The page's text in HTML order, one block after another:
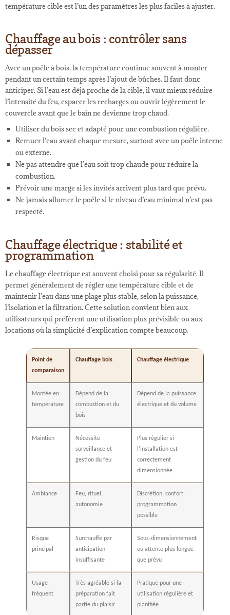
température cible est l’un des paramètres les plus faciles à ajuster.
Chauffage au bois : contrôler sans
dépasser
Avec un poêle à bois, la température continue souvent à monter
pendant un certain temps après l’ajout de bûches. Il faut donc
anticiper. Si l’eau est déjà proche de la cible, il vaut mieux réduire
l’intensité du feu, espacer les recharges ou ouvrir légèrement le
couvercle avant que le bain ne devienne trop chaud.
Utiliser du bois sec et adapté pour une combustion régulière.
Remuer l’eau avant chaque mesure, surtout avec un poêle interne
ou externe.
Ne pas attendre que l’eau soit trop chaude pour réduire la
combustion.
Prévoir une marge si les invités arrivent plus tard que prévu.
Ne jamais allumer le poêle si le niveau d’eau minimal n’est pas
respecté.
Chauffage électrique : stabilité et
programmation
Le chauffage électrique est souvent choisi pour sa régularité. Il
permet généralement de régler une température cible et de
maintenir l’eau dans une plage plus stable, selon la puissance,
l’isolation et la filtration. Cette solution convient bien aux
utilisateurs qui préfèrent une utilisation plus prévisible ou aux
locations où la simplicité d’explication compte beaucoup.
Point de
comparaison
Chauffage bois Chauffage électrique
Montée en
température
Dépend de la
combustion et du
bois
Dépend de la puissance
électrique et du volume
Maintien
Nécessite
surveillance et
gestion du feu
Plus régulier si
l’installation est
correctement
dimensionnée
Ambiance
Feu, rituel,
autonomie
Discrétion, confort,
programmation
possible
Risque
principal
Surchauffe par
anticipation
insuffisante
Sous-dimensionnement
ou attente plus longue
que prévu
Usage
fréquent
Très agréable si la
préparation fait
partie du plaisir
Pratique pour une
utilisation régulière et
planifiée